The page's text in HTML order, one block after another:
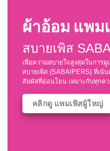
ผ้าอ้อม แพม
สบายเพิส
เพื่อความสบายใจสูงสุดในการ
สบายเพิส (SABAIPERS) ที่เ
สัมผัสที่อ่อนโยน เหมาะกับทุกค
คลิกดู แพมเพิสผู้ใหญ่